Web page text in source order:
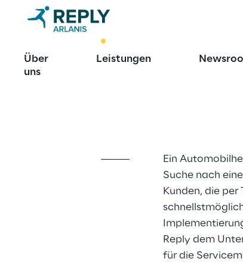
Über
uns
Leistungen
Ein
Suche nach
Kunden, die per
Reply dem
für die